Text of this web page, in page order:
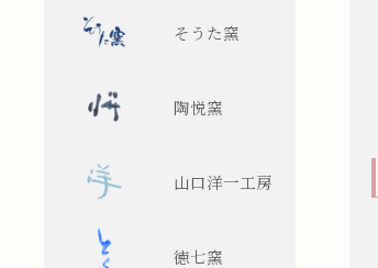
そうた窯
陶悦窯
山口洋一工房
徳七窯